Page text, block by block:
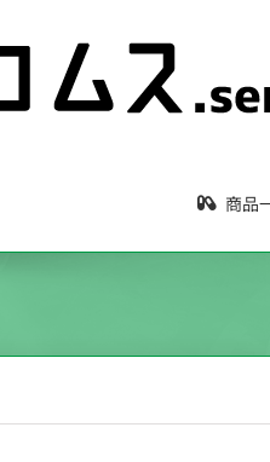
商品